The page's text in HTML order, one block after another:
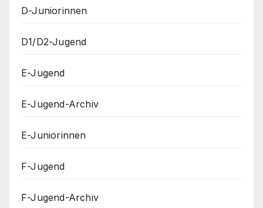
D-Juniorinnen
D1/D2-Jugend
E-Jugend
E-Jugend-Archiv
E-Juniorinnen
F-Jugend
F-Jugend-Archiv